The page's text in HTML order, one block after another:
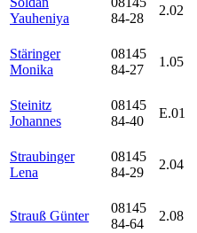
Yauheniya
84-28
2.02
Stäringer
Monika
08145
84-27
1.05
Steinitz
Johannes
08145
84-40
E.01
Straubinger
Lena
08145
84-29
2.04
Strauß Günter
08145
84-64
2.08